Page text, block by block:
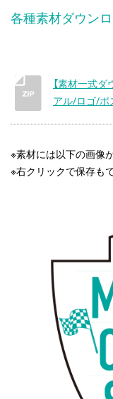
各種素材ダウン
【素材一式
アル/ロゴ/ポ
※素材には以下の画像
※右クリックで保存も